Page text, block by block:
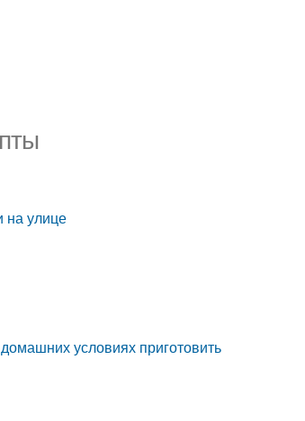
на улице
условиях приготовить